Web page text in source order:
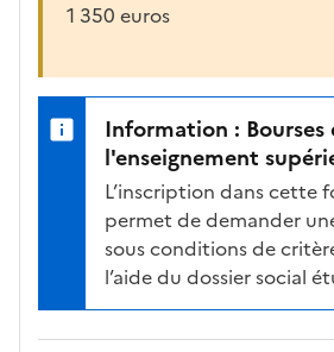
1 350 euros
Information : Bourses
l'enseignement
L’inscription dans cette
permet de demander
sous conditions de
l’aide du dossier social